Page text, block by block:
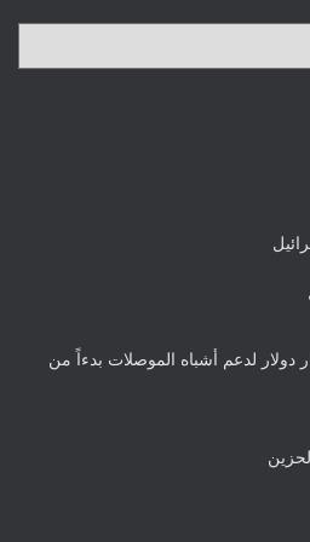
الجنوبية تخصص 19 مليار دولار لدعم أشباه الموصلات بدءاً من